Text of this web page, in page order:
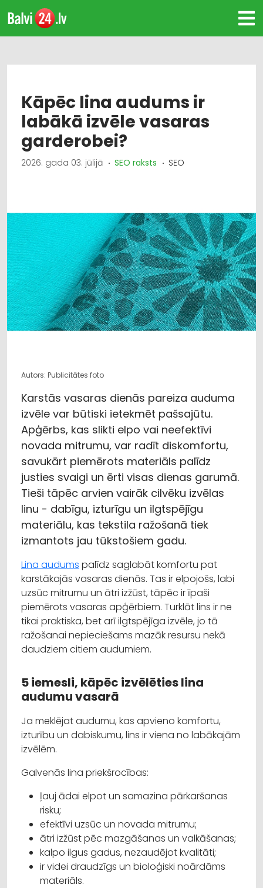
Kāpēc lina audums ir
labākā izvēle vasaras
garderobei?
2026. gada 03. jūlijā SEO raksts SEO
Autors: Publicitātes foto
Karstās vasaras dienās pareiza auduma
izvēle var būtiski ietekmēt pašsajūtu.
Apģērbs, kas slikti elpo vai neefektīvi
novada mitrumu, var radīt diskomfortu,
savukārt piemērots materiāls palīdz
justies svaigi un ērti visas dienas garumā.
Tieši tāpēc arvien vairāk cilvēku izvēlas
linu - dabīgu, izturīgu un ilgtspējīgu
materiālu, kas tekstila ražošanā tiek
izmantots jau tūkstošiem gadu.
Lina audums palīdz saglabāt komfortu pat
karstākajās vasaras dienās. Tas ir elpojošs, labi
uzsūc mitrumu un ātri izžūst, tāpēc ir īpaši
piemērots vasaras apģērbiem. Turklāt lins ir ne
tikai praktiska, bet arī ilgtspējīga izvēle, jo tā
ražošanai nepieciešams mazāk resursu nekā
daudziem citiem audumiem.
5 iemesli, kāpēc izvēlēties lina
audumu vasarā
Ja meklējat audumu, kas apvieno komfortu,
izturību un dabiskumu, lins ir viena no labākajām
izvēlēm.
Galvenās lina priekšrocības:
ļauj ādai elpot un samazina pārkaršanas
risku;
efektīvi uzsūc un novada mitrumu;
ātri izžūst pēc mazgāšanas un valkāšanas;
kalpo ilgus gadus, nezaudējot kvalitāti;
ir videi draudzīgs un bioloģiski noārdāms
materiāls.